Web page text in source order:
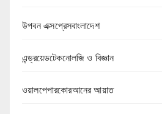
উপবন এক্সপ্রেসবাংলাদেশ
এন্ড্রয়েডটেকনোলজি ও বিজ্ঞান
ওয়ালপেপারকোরআনের আয়াত